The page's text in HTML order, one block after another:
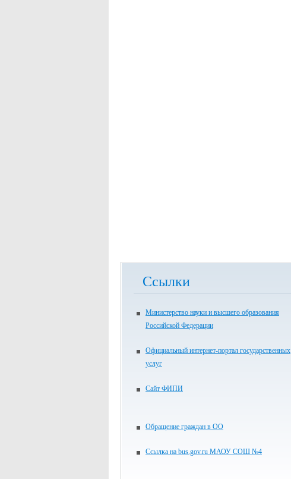
Ссылки
Министерство науки и высшего образования
Российской Федерации
Официальный интернет-портал государственных
услуг
Сайт ФИПИ
Обращение граждан в ОО
Ссылка на bus.gov.ru МАОУ СОШ №4